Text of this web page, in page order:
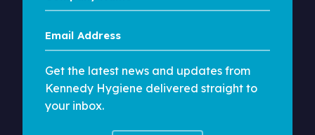
Name
Email
Address
Get the latest news and updates from
Kennedy Hygiene delivered straight to
your inbox.